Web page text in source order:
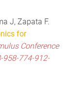
J, Zapata F.
for
Conference
958-774-912-